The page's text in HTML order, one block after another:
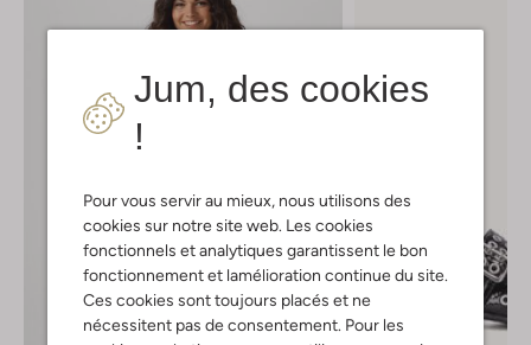
Jum, des cookies
!
Pour vous servir au mieux, nous utilisons des
cookies sur notre site web. Les cookies
fonctionnels et analytiques garantissent le bon
fonctionnement et lamélioration continue du site.
Ces cookies sont toujours placés et ne
nécessitent pas de consentement. Pour les